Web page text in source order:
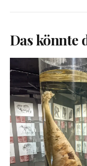
Das könnte